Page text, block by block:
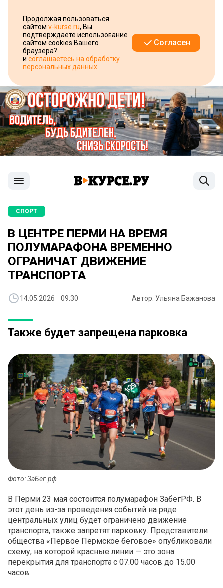
Продолжая пользоваться
сайтом v-kurse.ru, Вы
подтверждаете использование
сайтом cookies Вашего
браузера?
и соглашаетесь на обработку
персональных данных
Согласен
СПОРТ
В ЦЕНТРЕ ПЕРМИ НА ВРЕМЯ
ПОЛУМАРАФОНА ВРЕМЕННО
ОГРАНИЧАТ ДВИЖЕНИЕ
ТРАНСПОРТА
14.05.2026 09:30 Автор: Ульяна Бажанова
Также будет запрещена парковка
Фото: ЗаБег.рф
В Перми 23 мая состоится полумарафон ЗабегРФ. В
этот день из-за проведения событий на ряде
центральных улиц будет ограничено движение
транспорта, также запретят парковку. Представители
общества «Первое Пермское беговое» опубликовали
схему, на которой красные линии — это зона
перекрытия для транспорта с 07.00 часов до 15.00
часов.